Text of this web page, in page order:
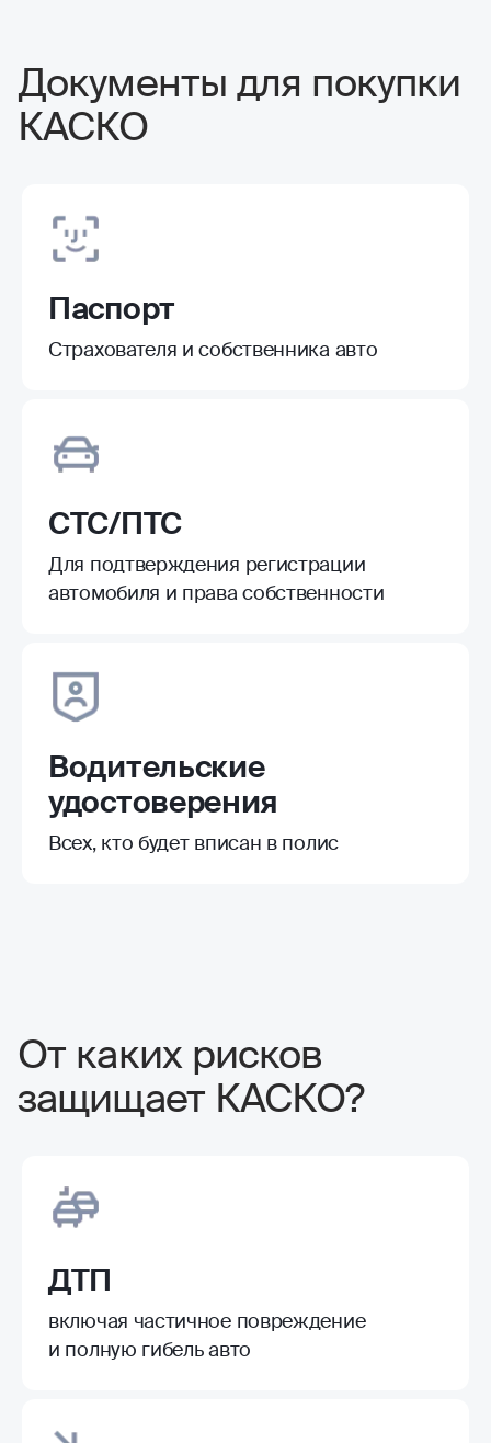
Документы для покупки
КАСКО
Паспорт
Страхователя и собственника авто
СТС/ПТС
Для подтверждения регистрации
автомобиля и права собственности
Водительские
удостоверения
Всех, кто будет вписан в полис
От каких рисков
защищает КАСКО?
ДТП
включая частичное повреждение
и полную гибель авто